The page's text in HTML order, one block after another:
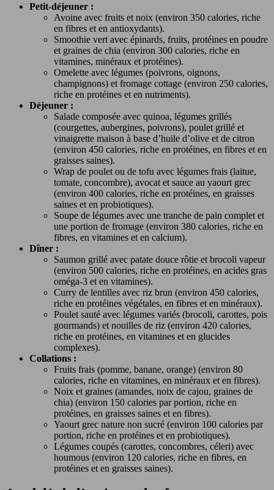
Petit-déjeuner :
Avoine avec fruits et noix (environ 350 calories, riche
en fibres et en antioxydants).
Smoothie vert avec épinards, fruits, protéines en poudre
et graines de chia (environ 300 calories, riche en
vitamines, minéraux et protéines).
Omelette avec légumes (poivrons, oignons,
champignons) et fromage cottage (environ 250 calories,
riche en protéines et en nutriments).
Déjeuner :
Salade composée avec quinoa, légumes grillés
(courgettes, aubergines, poivrons), poulet grillé et
vinaigrette maison à base d’huile d’olive et de citron
(environ 450 calories, riche en protéines, en fibres et en
graisses saines).
Wrap de poulet ou de tofu avec légumes frais (laitue,
tomate, concombre), avocat et sauce au yaourt grec
(environ 400 calories, riche en protéines, en graisses
saines et en probiotiques).
Soupe de légumes avec une tranche de pain complet et
une portion de fromage (environ 380 calories, riche en
fibres, en vitamines et en calcium).
Dîner :
Saumon grillé avec patate douce rôtie et brocoli vapeur
(environ 500 calories, riche en protéines, en acides gras
oméga-3 et en vitamines).
Curry de lentilles avec riz brun (environ 450 calories,
riche en protéines végétales, en fibres et en minéraux).
Poulet sauté avec légumes variés (brocoli, carottes, pois
gourmands) et nouilles de riz (environ 420 calories,
riche en protéines, en vitamines et en glucides
complexes).
Collations :
Fruits frais (pomme, banane, orange) (environ 80
calories, riche en vitamines, en minéraux et en fibres).
Noix et graines (amandes, noix de cajou, graines de
chia) (environ 150 calories par portion, riche en
protéines, en graisses saines et en fibres).
Yaourt grec nature non sucré (environ 100 calories par
portion, riche en protéines et en probiotiques).
Légumes coupés (carottes, concombres, céleri) avec
houmous (environ 120 calories, riche en fibres, en
protéines et en graisses saines).